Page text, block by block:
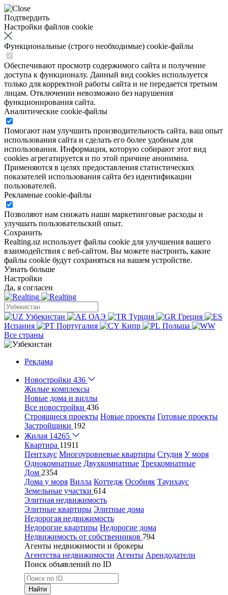
Подтвердить
Настройки файлов cookie
Функциональные (строго необходимые) cookie-файлы
Обеспечивают просмотр содержимого сайта и получение
доступа к функционалу. Данный вид cookies используется
только для корректной работы сайта и не передается третьим
лицам. Отключении невозможно без нарушения
функционирования сайта.
Аналитические cookie-файлы
Помогают нам улучшить производительность сайта, ваш опыт
использования сайта и сделать его более удобным для
использования. Информация, которую собирают этот вид
cookies агрегатируется и по этой причине анонимна.
Применяются в целях предоставления статистических
показателей использования сайта без идентификации
пользователей.
Рекламные cookie-файлы
Позволяют нам снижать наши маркетинговые расходы и
улучшать пользовательский опыт.
Сохранить
Realting.uz использует файлы cookie для улучшения вашего
взаимодействия с веб-сайтом. Вы можете настроить, какие
файлы cookie будут сохраняться на вашем устройстве.
Узнать больше
Настройки
Да, я согласен
Узбекистан ОАЭ Турция
Греция
Испания
Португалия Кипр
Польша
Все страны
Реклама
Новостройки 436
Жилые комплексы
Новые дома и виллы
Все новостройки 436
Строящиеся проекты Новые проекты Готовые проекты
Застройщики 192
Жилая 14265
Квартира 11911
Пентхаус Многоуровневые квартиры Студия У моря
Однокомнатные Двухкомнатные Трехкомнатные
Дом 2354
Дома у моря Вилла Коттедж Особняк Таунхаус
Земельные участки 614
Элитная недвижимость
Элитные квартиры Элитные дома
Недорогая недвижимость
Недорогие квартиры Недорогие дома
Недвижимость от собственников 794
Агенты недвижимости и брокеры
Агентства недвижимости Агенты Арендодатели
Поиск объявлений по ID
Найти